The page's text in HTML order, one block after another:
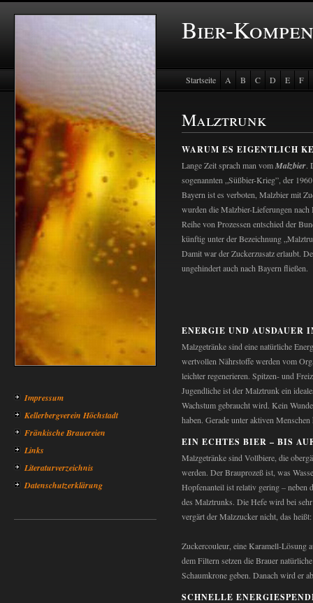
Bier-
Impressum
Kellerbergverein Höchstadt
Fränkische Brauereien
Links
Literaturverzeichnis
Datenschutzerklärung
Startseite A B C D E
F
Malztrunk
WARUM ES EIGENTLICH
Lange Zeit sprach man vomMalzbier.
sogenannten „Süßbier-Krieg”, der
Bayern ist es verboten, Malzbier mit
wurden die Malzbier-Lieferungen nach
Reihe von Prozessen entschied der
künftig unter der Bezeichnung
Damit war der Zuckerzusatz erlaubt.
ungehindert auch nach Bayern fließen.
ENERGIE UND AUSDAUER
Malzgetränke sind eine natürliche
wertvollen Nährstoffe werden vom
leichter regenerieren. Spitzen- und
Jugendliche ist der Malztrunk ein
Wachstum gebraucht wird. Kein
haben. Gerade unter aktiven
EIN ECHTES BIER – BIS
Malzgetränke sind Vollbiere, die
werden. Der Brauprozeß ist, was
Hopfenanteil ist relativ gering – neben
des Malztrunks. Die Hefe wird bei
vergärt der Malzzucker nicht, das
Zuckercouleur, eine Karamell-Lösung
dem Filtern setzen die Brauer
Schaumkrone geben. Danach wird er
SCHNELLE